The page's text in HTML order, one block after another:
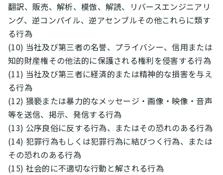
翻訳、販売、解析、模倣、解読、リバースエンジニアリ
ング、逆コンパイル、逆アセンブルその他これらに類す
る行為
(10) 当社及び第三者の名誉、プライバシー、信用または
知的財産権その他法的に保護される権利を侵害する行為
(11) 当社及び第三者に経済的または精神的な損害を与え
る行為
(12) 猥褻または暴力的なメッセージ・画像・映像・音声
等を送信、掲示、発信する行為
(13) 公序良俗に反する行為、またはその恐れのある行為
(14) 犯罪行為もしくは犯罪行為に結びつく行為、または
その恐れのある行為
(15) 社会的に不適切な行動と解される行為